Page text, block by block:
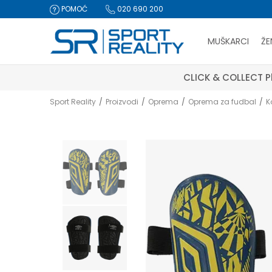
POMOĆ 020 690 200
MUŠKARCI
CLICK &
Sport Reality Proizvodi Oprema Oprema za fudbal